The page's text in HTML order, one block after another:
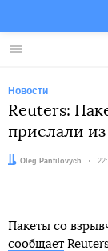
Меню
Новости
Reuters:
прислали
Автор:
Oleg Panfilovych
Пакеты со
сообщает